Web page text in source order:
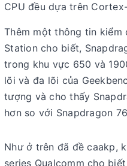
CPU đều dựa trên
Thêm một thông tin kiểm
Station cho biết,
trong khu vực 650 và
lõi và đa lõi của
tượng và cho thấy
hơn so với Snapdragon
Như ở trên đã đề caakp,
series Qualcomm cho